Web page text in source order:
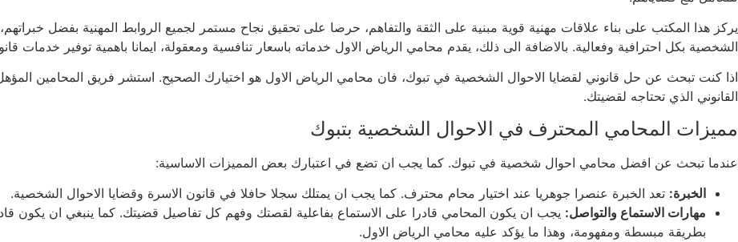
يركز هذا المكتب على بناء علاقات مهنية قوية مبنية على الثقة والتفاهم، حرصا على تحقيق نجاح مستمر لجميع الروابط المهنية بفضل
الشخصية بكل احترافية وفعالية. بالاضافة الى ذلك، يقدم محامي الرياض الاول خدماته باسعار تنافسية ومعقولة، ايمانا باهمية توفير خدمات
اذا كنت تبحث عن حل قانوني لقضايا الاحوال الشخصية في تبوك، فان محامي الرياض الاول هو اختيارك الصحيح. استشر فريق المحامين
القانوني الذي تحتاجه لقضيتك.
مميزات المحامي المحترف في الاحوال الشخصية بتبوك
عندما تبحث عن افضل محامي احوال شخصية في تبوك. كما يجب ان تضع في اعتبارك بعض المميزات الاساسية:
الخبرة: تعد الخبرة عنصرا جوهريا عند اختيار محام محترف. كما يجب ان يمتلك سجلا حافلا في قانون الاسرة وقضايا الاحوال الشخصية.
مهارات الاستماع والتواصل: يجب ان يكون المحامي قادرا على الاستماع بفاعلية لقصتك وفهم كل تفاصيل قضيتك. كما ينبغي ان يكون
بطريقة مبسطة ومفهومة، وهذا ما يؤكد عليه محامي الرياض الاول.